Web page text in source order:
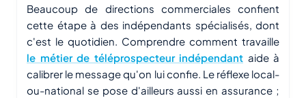
Beaucoup de directions commerciales confient
cette étape à des indépendants spécialisés, dont
c'est le quotidien. Comprendre comment travaille
le métier de téléprospecteur indépendant aide à
calibrer le message qu'on lui confie. Le réflexe local-
ou-national se pose d'ailleurs aussi en assurance ;